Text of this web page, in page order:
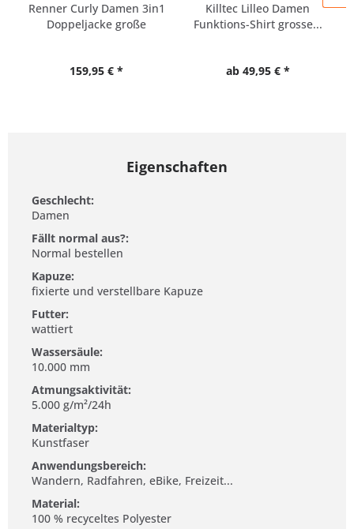
Renner Curly Damen 3in1
Doppeljacke große
159,95 € *
Killtec Lilleo Damen
Funktions-Shirt grosse...
ab 49,95 € *
Eigenschaften
Geschlecht:
Damen
Fällt normal aus?:
Normal bestellen
Kapuze:
fixierte und verstellbare Kapuze
Futter:
wattiert
Wassersäule:
10.000 mm
Atmungsaktivität:
5.000 g/m²/24h
Materialtyp:
Kunstfaser
Anwendungsbereich:
Wandern, Radfahren, eBike, Freizeit...
Material:
100 % recyceltes Polyester